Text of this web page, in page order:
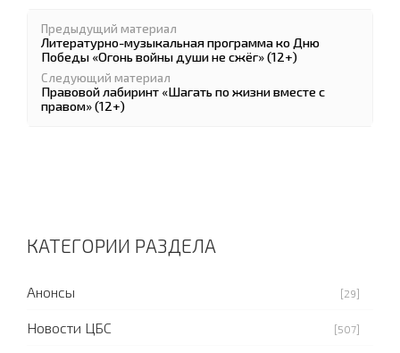
Предыдущий материал
Литературно-музыкальная программа ко Дню
Победы «Огонь войны души не сжёг» (12+)
Следующий материал
Правовой лабиринт «Шагать по жизни вместе с
правом» (12+)
КАТЕГОРИИ РАЗДЕЛА
Анонсы [29]
Новости ЦБС [507]